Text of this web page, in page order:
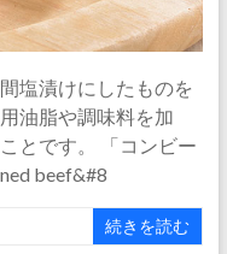
塩漬けにしたものを
油脂や調味料を加
とです。 「コンビー
beef&#8
続きを読む